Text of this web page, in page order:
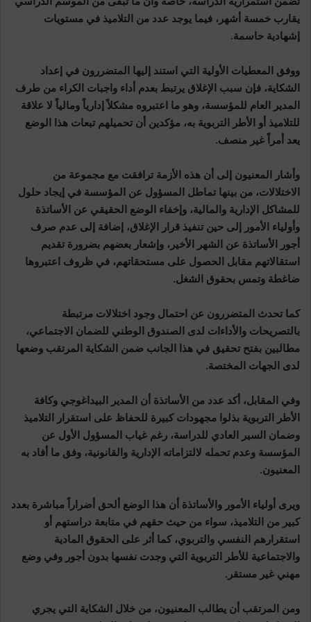
يقارب خمسة أشهر، فيما يوجد عدد من التلاميذ في مستويات
إشهادية حاسمة.
ووفق المعطيات الأولية التي استند إليها المتضررون في إعداد
الشكاية، فإن سبب الإغلاق يرتبط بعدم أداء واجبات الكراء من طرف
المدير العام للمؤسسة، وهو ما اعتبروه مشكلاً إدارياً ومالياً لا علاقة
للتلاميذ أو الأطر التربوية به، مؤكدين أن تحميلهم تبعات هذا الوضع
يعد أمراً غير منصف.
وأشار المعنيون إلى أن هذه الأزمة ترافقت مع مجموعة من
الاختلالات، من بينها تماطل المسؤول عن المؤسسة في إيجاد حلول
للمشاكل الإدارية والمالية، وإخفاء الوضع الحقيقي عن الأساتذة
وأولياء الأمور إلى حين تنفيذ قرار الإغلاق، إضافة إلى عدم صرف
أجور الأساتذة عن الشهر الأخير، وإشعار بعضهم بضرورة تقديم
استقالاتهم مقابل الحصول على مستحقاتهم، في ظروف اعتبروها
ضاغطة وتمس بحقوق الشغل.
كما تحدث المتضررون عن احتمال وجود اختلالات مرتبطة
بالتصريحات والأداءات لدى الصندوق الوطني للضمان الاجتماعي،
مطالبين بفتح تحقيق في هذا الجانب ضمن الشكاية المرتقب وضعها
لدى الجهات المختصة.
وفي المقابل، أكد عدد من الأساتذة أن المدير البيداغوجي وكافة
الأطر التربوية بذلوا مجهودات كبيرة للحفاظ على استقرار التلاميذ
وضمان السير العادي للدراسة، رغم غياب المسؤول الأول عن
المؤسسة وعدم تحمله لالتزاماته الإدارية والقانونية، وفق ما أفاد به
المعنيون.
ويرى أولياء الأمور والأساتذة أن هذا الوضع ألحق أضراراً مباشرة بعدد
كبير من التلاميذ، سواء من حيث حقهم في متابعة دراستهم أو
استقرارهم النفسي والتربوي، كما أثر على الحقوق المادية
والاجتماعية للأطر التربوية التي وجدت نفسها بدون أجور وفي وضع
مهني غير مستقر.
ومن المرتقب أن يطالب المعنيون، من خلال الشكاية التي يجري